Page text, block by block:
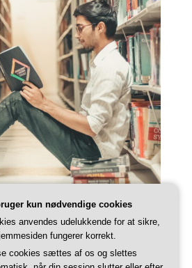
kun nødvendige cookies
anvendes udelukkende for at sikre,
fungerer korrekt.
cookies sættes af os og slettes